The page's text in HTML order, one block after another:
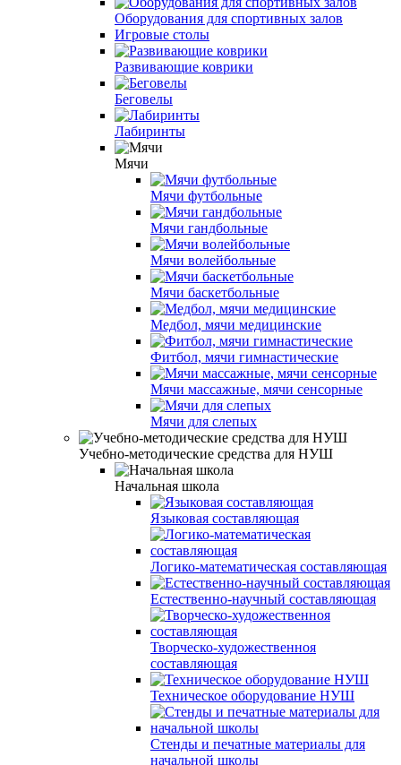
Оборудования для спортивных залов
Игровые столы
Развивающие коврики
Беговелы
Лабиринты
Мячи
Мячи футбольные
Мячи гандбольные
Мячи волейбольные
Мячи баскетбольные
Медбол, мячи медицинские
Фитбол, мячи гимнастические
Мячи массажные, мячи сенсорные
Мячи для слепых
Учебно-методические средства для НУШ
Начальная школа
Языковая составляющая
Логико-математическая составляющая
Естественно-научный составляющая
Творческо-художественноя
составляющая
Техническое оборудование НУШ
Стенды и печатные материалы для
начальной школы